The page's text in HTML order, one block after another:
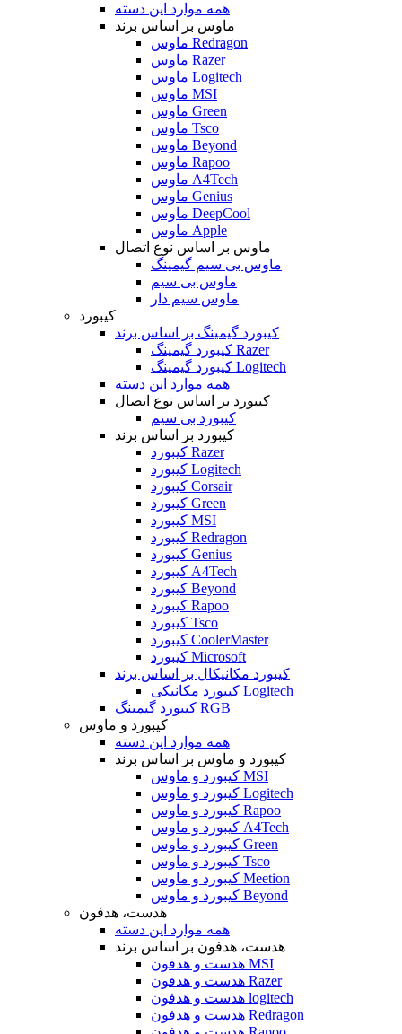
همه موارد این دسته
ماوس بر اساس برند
ماوس Redragon
ماوس Razer
ماوس Logitech
ماوس MSI
ماوس Green
ماوس Tsco
ماوس Beyond
ماوس Rapoo
ماوس A4Tech
ماوس Genius
ماوس DeepCool
ماوس Apple
ماوس بر اساس نوع اتصال
ماوس بی سیم گیمینگ
ماوس بی سیم
ماوس سیم دار
کیبورد
کیبورد گیمینگ بر اساس برند
کیبورد گیمینگ Razer
کیبورد گیمینگ Logitech
همه موارد این دسته
کیبورد بر اساس نوع اتصال
کیبورد بی سیم
کیبورد بر اساس برند
کیبورد Razer
کیبورد Logitech
کیبورد Corsair
کیبورد Green
کیبورد MSI
کیبورد Redragon
کیبورد Genius
کیبورد A4Tech
کیبورد Beyond
کیبورد Rapoo
کیبورد Tsco
کیبورد CoolerMaster
کیبورد Microsoft
کیبورد مکانیکال بر اساس برند
کیبورد مکانیکی Logitech
کیبورد گیمینگ RGB
کیبورد و ماوس
همه موارد این دسته
کیبورد و ماوس بر اساس برند
کیبورد و ماوس MSI
کیبورد و ماوس Logitech
کیبورد و ماوس Rapoo
کیبورد و ماوس A4Tech
کیبورد و ماوس Green
کیبورد و ماوس Tsco
کیبورد و ماوس Meetion
کیبورد و ماوس Beyond
هدست، هدفون
همه موارد این دسته
هدست، هدفون بر اساس برند
هدست و هدفون MSI
هدست و هدفون Razer
هدست و هدفون logitech
هدست و هدفون Redragon